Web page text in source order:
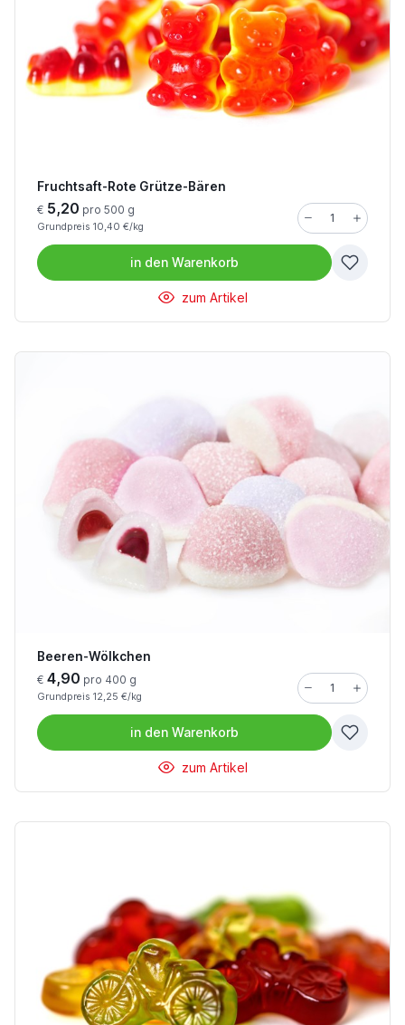
Fruchtsaft-Rote Grütze-Bären
€ 5,20 pro 500 g
Grundpreis 10,40 €/kg
in den Warenkorb
zum Artikel
Beeren-Wölkchen
€ 4,90 pro 400 g
Grundpreis 12,25 €/kg
in den Warenkorb
zum Artikel